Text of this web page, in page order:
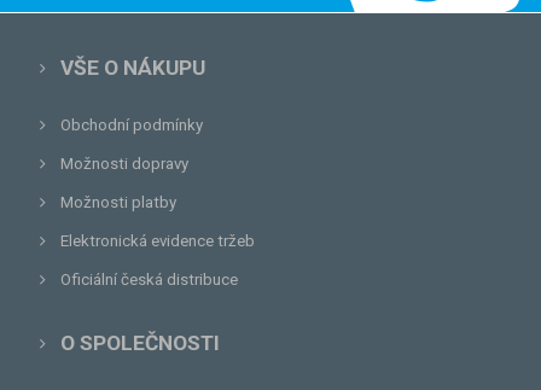
VŠE O NÁKUPU
Obchodní podmínky
Možnosti dopravy
Možnosti platby
Elektronická evidence tržeb
Oficiální česká distribuce
O SPOLEČNOSTI